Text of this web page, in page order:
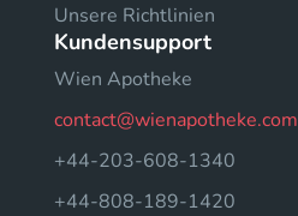
Unsere Richtlinien
Kundensupport
Wien Apotheke
contact@wienapotheke.com
+44-203-608-1340
+44-808-189-1420